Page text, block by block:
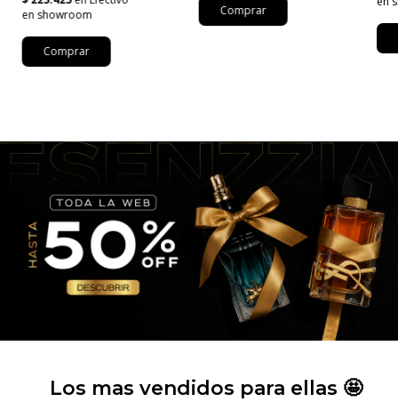
Comprar
Comprar
Los mas vendidos para ellas 🤩